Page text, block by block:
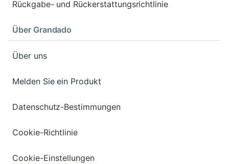
Rückgabe- und Rückerstattungsrichtlinie
Über Grandado
Über uns
Melden Sie ein Produkt
Datenschutz-Bestimmungen
Cookie-Richtlinie
Cookie-Einstellungen